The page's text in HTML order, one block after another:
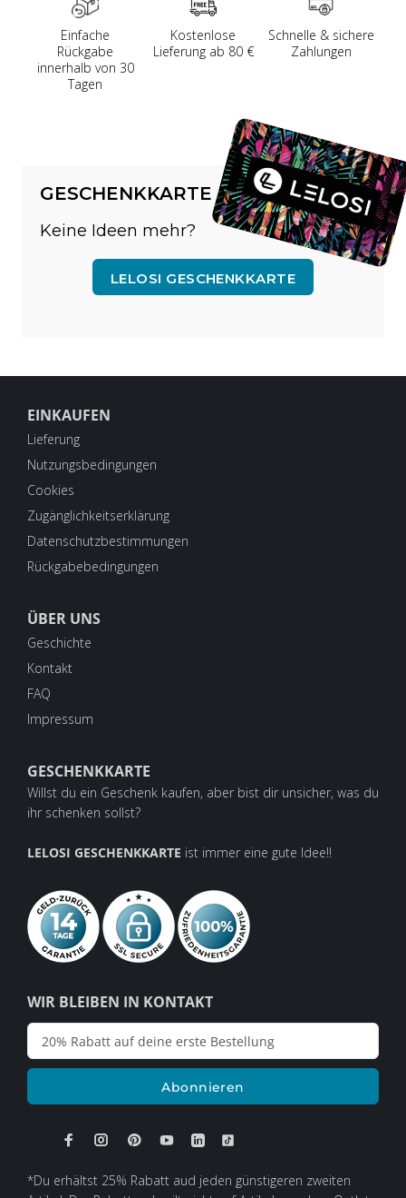
Einfache
Rückgabe
innerhalb von 30
Tagen
Kostenlose
Lieferung ab 80 €
Schnelle & sichere
Zahlungen
GESCHENKKARTE
Keine Ideen mehr?
LELOSI GESCHENKKARTE
WIR BLEIBEN IN KONTAKT
Abonnieren
EINKAUFEN
Lieferung
Nutzungsbedingungen
Cookies
Zugänglichkeitserklärung
Datenschutzbestimmungen
Rückgabebedingungen
ÜBER UNS
Geschichte
Kontakt
FAQ
Impressum
GESCHENKKARTE
Willst du ein Geschenk kaufen, aber bist dir unsicher, was du
ihr schenken sollst?
LELOSI GESCHENKKARTE ist immer eine gute Idee!!
*Du erhältst 25% Rabatt aud jeden günstigeren zweiten